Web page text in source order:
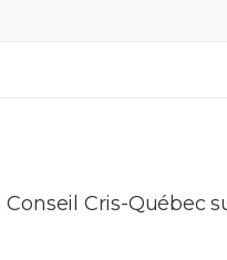
Cris-Québec